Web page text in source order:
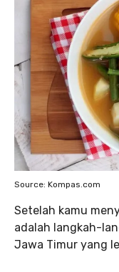
Source: Kompas.com
Setelah kamu
adalah langkah-
Jawa Timur yang